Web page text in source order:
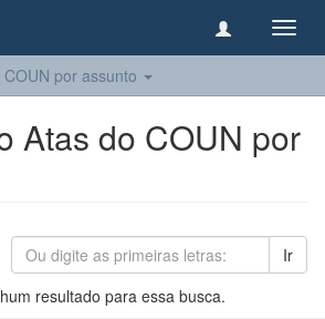
por assunto
Atas do COUN por
Ir
resultado para essa busca.